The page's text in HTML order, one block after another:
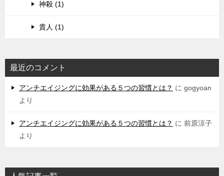
神殺 (1)
貴人 (1)
最近のコメント
アンチエイジングに効果がある５つの習慣とは？ に gogyoan
より
アンチエイジングに効果がある５つの習慣とは？ に 前原涼子
より